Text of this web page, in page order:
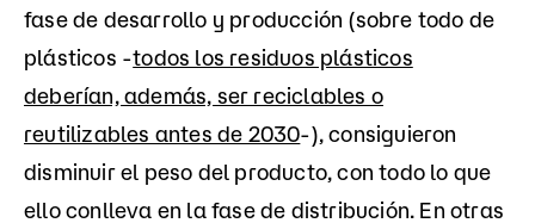
fase de desarrollo y producción (sobre todo de
plásticos -todos los residuos plásticos
deberían, además, ser reciclables o
reutilizables antes de 2030-), consiguieron
disminuir el peso del producto, con todo lo que
ello conlleva en la fase de distribución. En otras